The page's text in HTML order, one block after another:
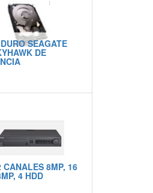
de 10,000 rostros.
Huella y Tarjeta
montaje en pared o en
SEAGATE
DE
CANALES 8MP, 16
4 HDD